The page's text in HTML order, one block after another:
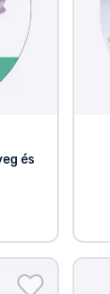
és